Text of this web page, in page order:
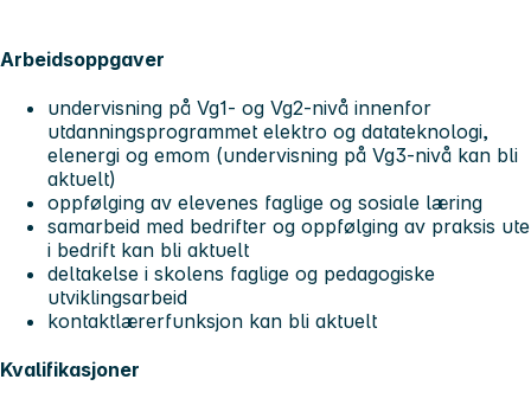
Arbeidsoppgaver
undervisning på Vg1- og Vg2-nivå innenfor
utdanningsprogrammet elektro og datateknologi,
elenergi og emom (undervisning på Vg3-nivå kan bli
aktuelt)
oppfølging av elevenes faglige og sosiale læring
samarbeid med bedrifter og oppfølging av praksis ute
i bedrift kan bli aktuelt
deltakelse i skolens faglige og pedagogiske
utviklingsarbeid
kontaktlærerfunksjon kan bli aktuelt
Kvalifikasjoner